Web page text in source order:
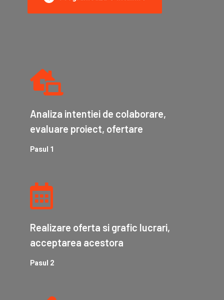
Analiza intentiei de colaborare,
evaluare proiect, ofertare
Pasul 1
Realizare oferta si grafic lucrari,
acceptarea acestora
Pasul 2